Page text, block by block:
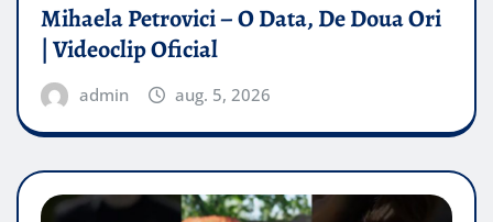
Mihaela Petrovici – O Data, De Doua Ori
| Videoclip Oficial
admin aug. 5, 2026